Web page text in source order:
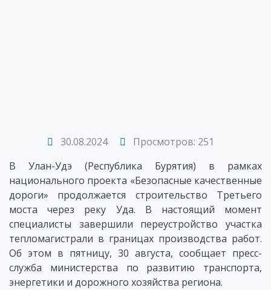
30.08.2024
Просмотров: 251
В Улан-Удэ (Республика Бурятия) в рамках
национального проекта «Безопасные качественные
дороги» продолжается строительство Третьего
моста через реку Уда. В настоящий момент
специалисты завершили переустройство участка
тепломагистрали в границах производства работ.
Об этом в пятницу, 30 августа, сообщает пресс-
служба министерства по развитию транспорта,
энергетики и дорожного хозяйства региона.